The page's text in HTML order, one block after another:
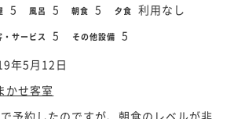
5 風呂 5 朝食 5 夕食 利用なし
・サービス 5 その他設備 5
年5月12日
かせ客室
予約したのですが、朝食のレベルが非